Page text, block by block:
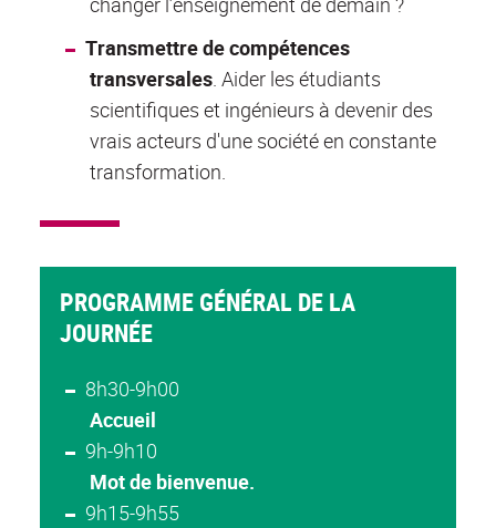
Transmettre de compétences
transversales. Aider les étudiants
scientifiques et ingénieurs à devenir des
vrais acteurs d'une société en constante
transformation.
PROGRAMME GÉNÉRAL DE LA
JOURNÉE
8h30-9h00
Accueil
9h-9h10
Mot de bienvenue.
9h15-9h55